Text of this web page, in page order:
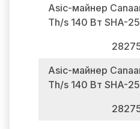
Asic-майнер
Th/s 140 Вт SHA-
Asic-майнер
Th/s 140 Вт SHA-